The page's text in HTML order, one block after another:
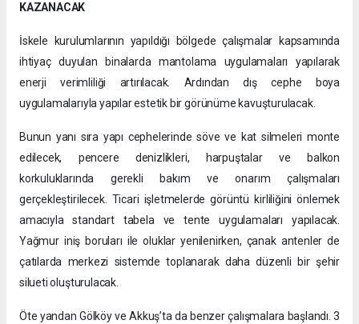
KAZANACAK
İskele kurulumlarının yapıldığı bölgede çalışmalar kapsamında
ihtiyaç duyulan binalarda mantolama uygulamaları yapılarak
enerji verimliliği artırılacak. Ardından dış cephe boya
uygulamalarıyla yapılar estetik bir görünüme kavuşturulacak.
Bunun yanı sıra yapı cephelerinde söve ve kat silmeleri monte
edilecek, pencere denizlikleri, harpuştalar ve balkon
korkuluklarında gerekli bakım ve onarım çalışmaları
gerçekleştirilecek. Ticari işletmelerde görüntü kirliliğini önlemek
amacıyla standart tabela ve tente uygulamaları yapılacak.
Yağmur iniş boruları ile oluklar yenilenirken, çanak antenler de
çatılarda merkezi sistemde toplanarak daha düzenli bir şehir
silueti oluşturulacak.
Öte yandan Gölköy ve Akkuş’ta da benzer çalışmalara başlandı. 3